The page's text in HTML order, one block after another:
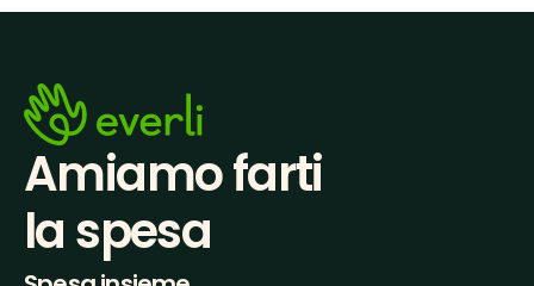
Amiamo farti
la spesa